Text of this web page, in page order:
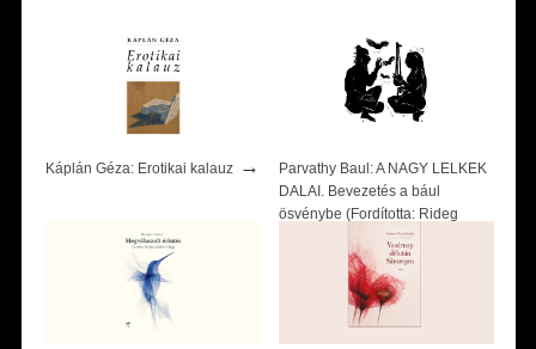
Káplán Géza: Erotikai kalauz→
Parvathy Baul: A NAGY LELKEK
DALAI. Bevezetés a bául
ösvénybe (Fordította: Rideg